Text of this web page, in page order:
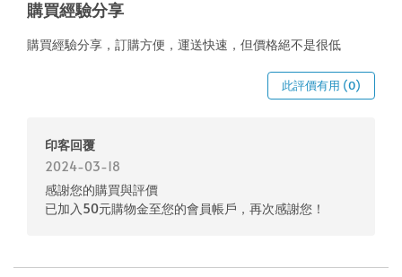
購買經驗分享
購買經驗分享，訂購方便，運送快速，但價格絕不是很低
此評價有用 (0)
印客回覆
2024-03-18
感謝您的購買與評價
已加入50元購物金至您的會員帳戶，再次感謝您！